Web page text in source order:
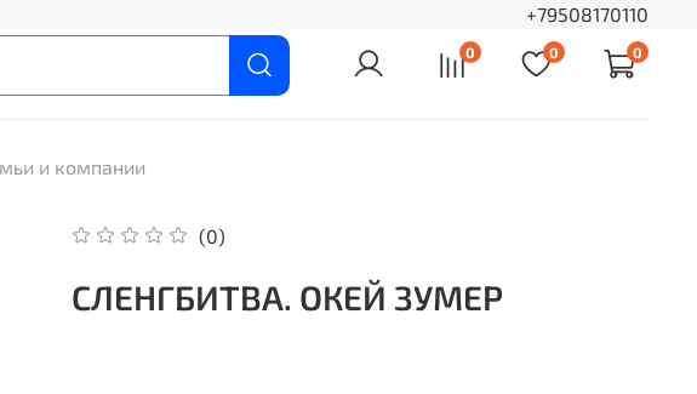
+79508170110
0 0 0
и компании
(0)
СЛЕНГБИТВА. ОКЕЙ ЗУМЕР